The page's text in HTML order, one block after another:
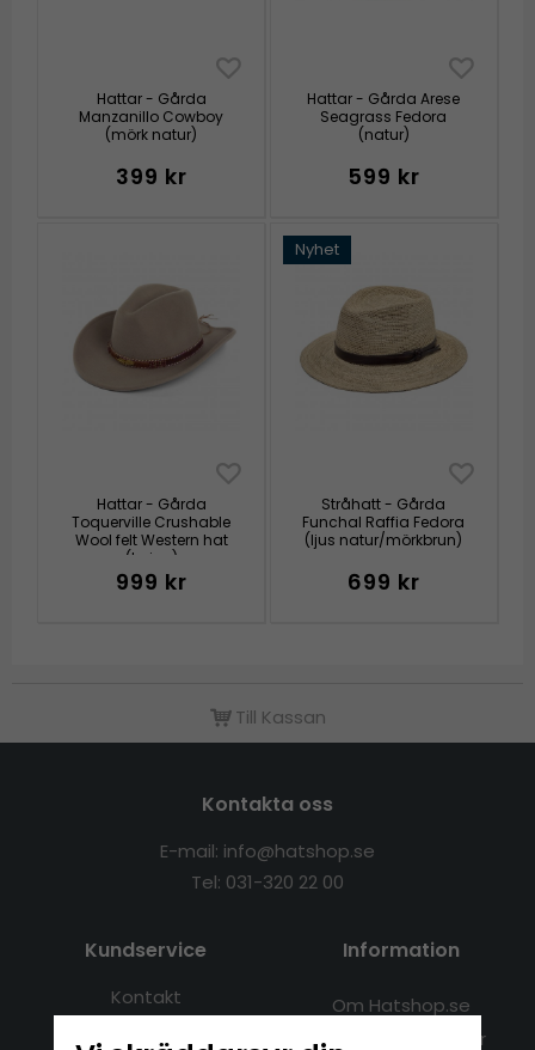
Hattar - Gårda
Manzanillo Cowboy
(mörk natur)
399 kr
Hattar - Gårda Arese
Seagrass Fedora
(natur)
599 kr
Hattar - Gårda
Toquerville Crushable
Wool felt Western hat
(beige)
999 kr
Nyhet
Stråhatt - Gårda
Funchal Raffia Fedora
(ljus natur/mörkbrun)
699 kr
Till Kassan
Kontakta oss
E-mail: info@hatshop.se
Tel: 031-320 22 00
Kundservice
Kontakt
Information
Om Hatshop.se
Populära sökningar